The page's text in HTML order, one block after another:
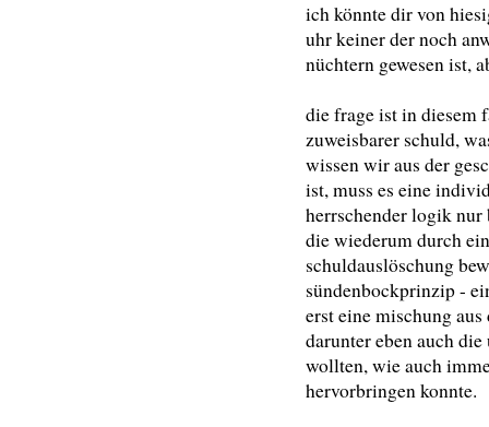
ich könnte dir von
uhr keiner der noch
nüchtern gewesen ist,
die frage ist in diesem
zuweisbarer schuld,
wissen wir aus der
ist, muss es eine
herrschender logik
die wiederum durch
schuldauslöschung
sündenbockprinzip -
erst eine mischung
darunter eben auch
wollten, wie auch
hervorbringen konnte.